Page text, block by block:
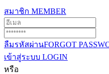
สมาชิก MEMBER
ลืมรหัสผ่านFORGOT
เข้าสู่ระบบ LOGIN
หรือ